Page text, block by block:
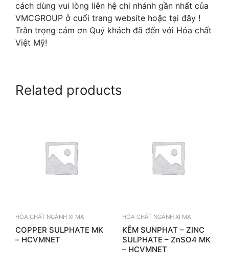
cách dùng vui lòng liên hệ chi nhánh gần nhất của
VMCGROUP ở cuối trang website hoặc tại đây !
Trân trọng cảm ơn Quý khách đã đến với Hóa chất
Việt Mỹ!
Related products
HÓA CHẤT NGÀNH XI MẠ
COPPER SULPHATE MK
– HCVMNET
HÓA CHẤT NGÀNH XI MẠ
KẼM SUNPHAT – ZINC
SULPHATE – ZnSO4 MK
– HCVMNET